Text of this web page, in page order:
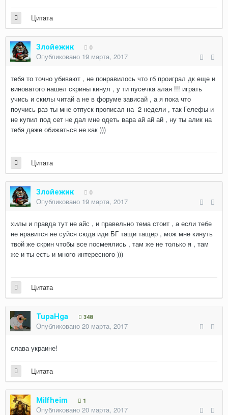
Цитата
Злойежик 0
Опубликовано 19 марта, 2017
тебя то точно убивают , не понравилось что гб проиграл дк еще и
виноватого нашел скрины кинул , у ти пусечка алая !!! играть
учись и скилы читай а не в форуме зависай , а я пока что
поучись раз ты мне отпуск прописал на 2 недели , так Гелефы и
не купил под сет не дал мне одеть вара ай ай ай , ну ты алик на
тебя даже обижаться не как )))
Цитата
Злойежик 0
Опубликовано 19 марта, 2017
хилы и правда тут не айс , и правельно тема стоит , а если тебе
не нравится не суйся сюда иди БГ тащи тащер , мож мне кинуть
твой же скрин чтобы все посмеялись , там же не только я , там
же и ты есть и много интересного )))
Цитата
TupaHga 348
Опубликовано 20 марта, 2017
слава украине!
Цитата
Milfheim 1
Опубликовано 20 марта, 2017